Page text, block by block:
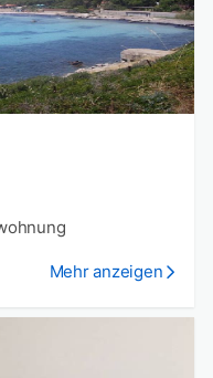
Mehr anzeigen